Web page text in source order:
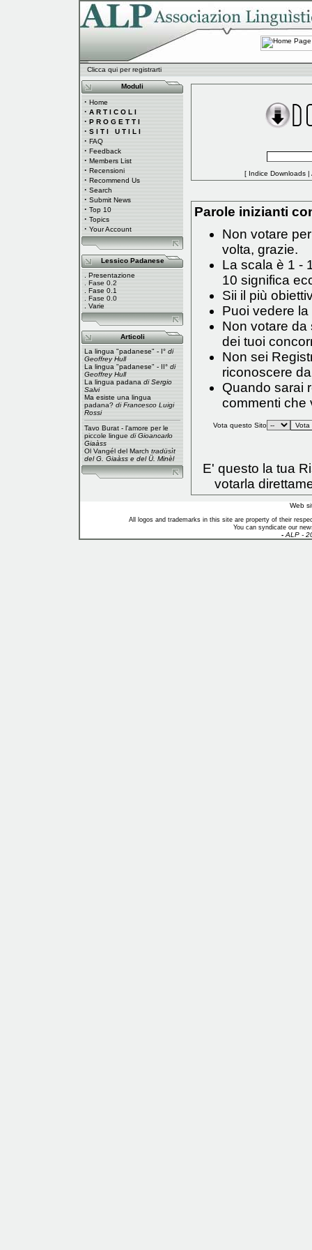
Clicca qui per registrarti
Moduli
· Home
· A R T I C O L I
· P R O G E T T I
· S I T I U T I L I
· FAQ
· Feedback
· Members List
· Recensioni
· Recommend Us
· Search
· Submit News
· Top 10
· Topics
· Your Account
Lessico Padanese
.Presentazione
.Fase 0.2
.Fase 0.1
.Fase 0.0
.Varie
Articoli
La lingua "padanese" - I° di
Geoffrey Hull
La lingua "padanese" - II° di
Geoffrey Hull
La lingua padana di Sergio
Salvi
Ma esiste una lingua
padana? di Francesco Luigi
Rossi
Tavo Burat - l'amore per le
piccole linguedi Gioancarlo
Giaàss
Ol Vangél del March tradüsìt
del G. Giaàss e del Ü. Minèl
[ Indice Downloads |
Parole inizianti
Non votare
volta, grazie.
La scala è 1 -
10 significa
Sii il più
Puoi vedere
Non votare da
dei tuoi
Non sei
riconoscere
Quando sarai
commenti che
Vota questo Sito
E' questo la tua
votarla
Web
All logos and trademarks in this site are property of their
You can syndicate our
- ALP -